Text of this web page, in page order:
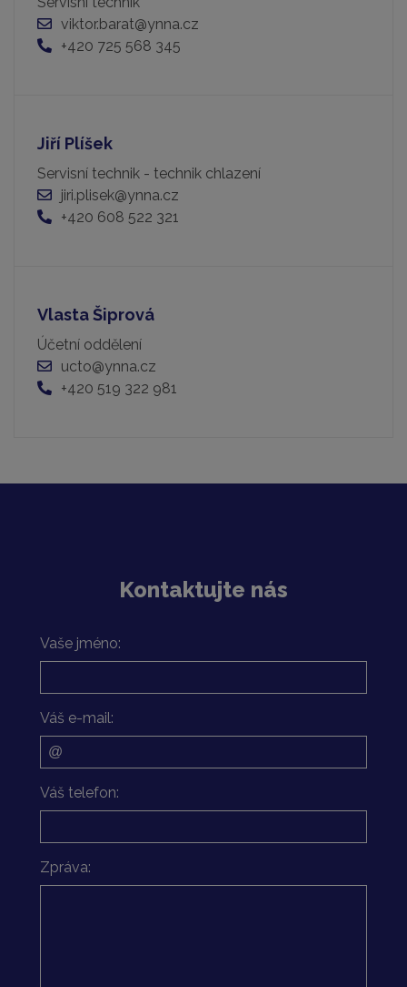
viktor.barat@ynna.cz
+420 725 568 345
Jiří Plíšek
Servisní technik - technik chlazení
jiri.plisek@ynna.cz
+420 608 522 321
Vlasta Šiprová
Účetní oddělení
ucto@ynna.cz
+420 519 322 981
Kontaktujte nás
Vaše jméno:
Váš e-mail:
Váš telefon:
Zpráva: